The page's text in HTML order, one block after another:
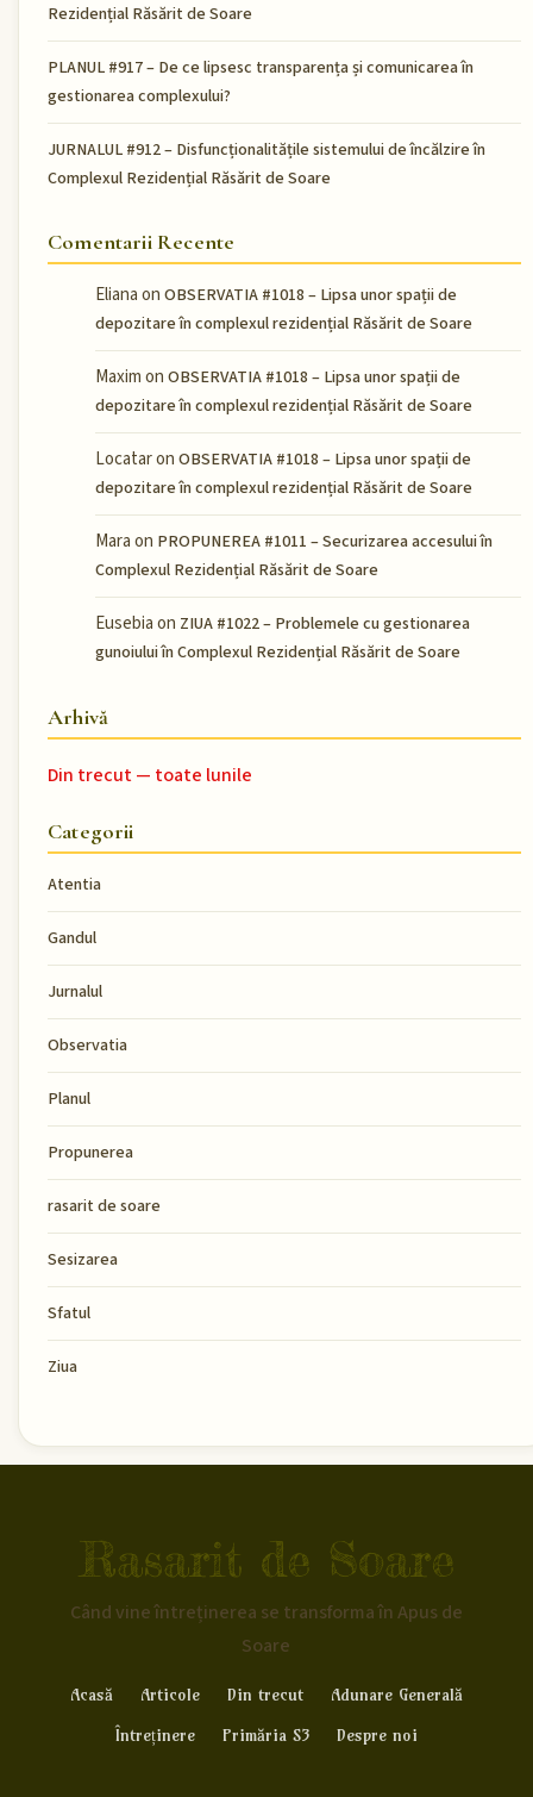
Rezidențial Răsărit de Soare
PLANUL #917 – De ce lipsesc transparența și comunicarea în
gestionarea complexului?
JURNALUL #912 – Disfuncționalitățile sistemului de încălzire în
Complexul Rezidențial Răsărit de Soare
Comentarii Recente
Elianaon OBSERVATIA #1018 – Lipsa unor spații de
depozitare în complexul rezidențial Răsărit de Soare
Maximon OBSERVATIA #1018 – Lipsa unor spații de
depozitare în complexul rezidențial Răsărit de Soare
Locataron OBSERVATIA #1018 – Lipsa unor spații de
depozitare în complexul rezidențial Răsărit de Soare
Maraon PROPUNEREA #1011 – Securizarea accesului în
Complexul Rezidențial Răsărit de Soare
Eusebiaon ZIUA #1022 – Problemele cu gestionarea
gunoiului în Complexul Rezidențial Răsărit de Soare
Arhivă
Din trecut — toate lunile
Categorii
Atentia
Gandul
Jurnalul
Observatia
Planul
Propunerea
rasarit de soare
Sesizarea
Sfatul
Ziua
Rasarit de Soare
Când vine întreținerea se transforma în Apus de
Soare
Acasă Articole Din trecut
Adunare Generală
Întreținere
Primăria S3 Despre noi